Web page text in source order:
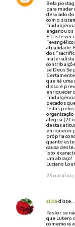
Bela
para
desviado
com o
enganou os
É triste ver
atualidade.
dos
se Deus Se
que há uma
disso é
enriquecer
pecados
feitas pelos
alegria
destas
enriquecer
própria
quanto
causa
isto é
Um abraço!
Luciano
23 outubro,
zilda disse…
Pastor se
que Lutero
comemora